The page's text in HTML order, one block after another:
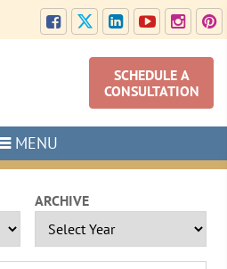
SCHEDULE A
CONSULTATION
MENU
ARCHIVE